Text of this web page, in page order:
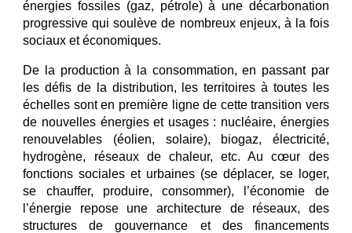
énergies fossiles (gaz, pétrole) à une décarbonation
progressive qui soulève de nombreux enjeux, à la fois
sociaux et économiques.
De la production à la consommation, en passant par
les défis de la distribution, les territoires à toutes les
échelles sont en première ligne de cette transition vers
de nouvelles énergies et usages : nucléaire, énergies
renouvelables (éolien, solaire), biogaz, électricité,
hydrogène, réseaux de chaleur, etc. Au cœur des
fonctions sociales et urbaines (se déplacer, se loger,
se chauffer, produire, consommer), l’économie de
l’énergie repose une architecture de réseaux, des
structures de gouvernance et des financements